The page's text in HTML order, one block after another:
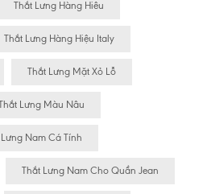
Thắt Lưng Hàng Hiêu
Thắt Lưng Hàng Hiệu Italy
Thắt Lưng Mặt Xỏ Lỗ
Lưng Màu Nâu
Nam Cá Tính
Thắt Lưng Nam Cho Quần Jean